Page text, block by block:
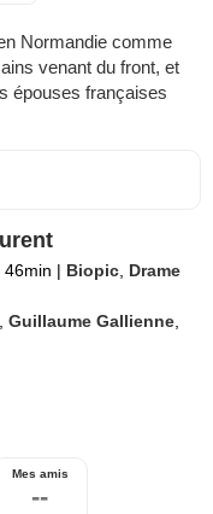
Normandie comme
venant du front, et
épouses françaises
46min | Biopic, Drame
,Guillaume Gallienne,
Mes amis
--